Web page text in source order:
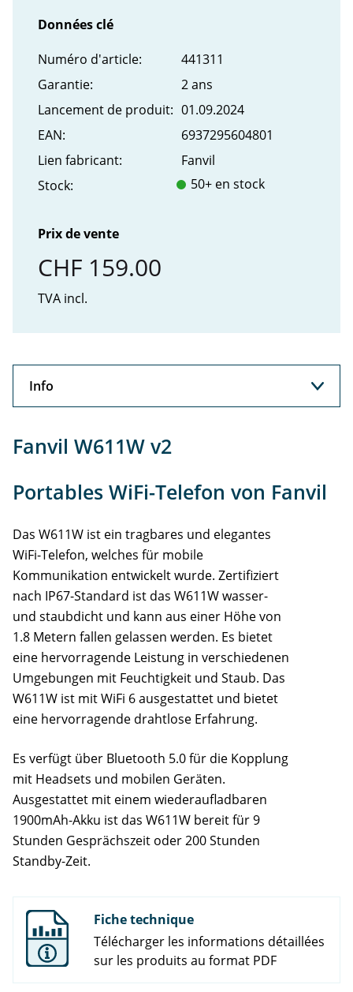
Données clé
Numéro d'article:
441311
Garantie:
2 ans
Lancement de produit: 01.09.2024
EAN:
6937295604801
Lien fabricant:
Fanvil
Stock:
50+ en stock
Prix de vente
CHF 159.00
TVA incl.
Info
Accessoires
Fanvil W611W v2
Portables WiFi-Telefon von Fanvil
Das W611W ist ein tragbares und elegantes
WiFi-Telefon, welches für mobile
Kommunikation entwickelt wurde. Zertifiziert
nach IP67-Standard ist das W611W wasser-
und staubdicht und kann aus einer Höhe von
1.8 Metern fallen gelassen werden. Es bietet
eine hervorragende Leistung in verschiedenen
Umgebungen mit Feuchtigkeit und Staub. Das
W611W ist mit WiFi 6 ausgestattet und bietet
eine hervorragende drahtlose Erfahrung.
Es verfügt über Bluetooth 5.0 für die Kopplung
mit Headsets und mobilen Geräten.
Ausgestattet mit einem wiederaufladbaren
1900mAh-Akku ist das W611W bereit für 9
Stunden Gesprächszeit oder 200 Stunden
Standby-Zeit.
Fiche technique
Télécharger les informations détaillées
sur les produits au format PDF